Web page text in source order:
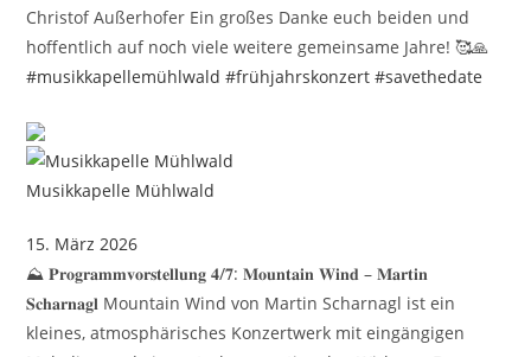
Christof Außerhofer Ein großes Danke euch beiden und
hoffentlich auf noch viele weitere gemeinsame Jahre! 🥰🙏
#musikkapellemühlwald#frühjahrskonzert#savethedate
Musikkapelle Mühlwald
15. März 2026
⛰️ 𝐏𝐫𝐨𝐠𝐫𝐚𝐦𝐦𝐯𝐨𝐫𝐬𝐭𝐞𝐥𝐥𝐮𝐧𝐠 𝟒/𝟕: 𝐌𝐨𝐮𝐧𝐭𝐚𝐢𝐧 𝐖𝐢𝐧𝐝 – 𝐌𝐚𝐫𝐭𝐢𝐧
𝐒𝐜𝐡𝐚𝐫𝐧𝐚𝐠𝐥 Mountain Wind von Martin Scharnagl ist ein
kleines, atmosphärisches Konzertwerk mit eingängigen